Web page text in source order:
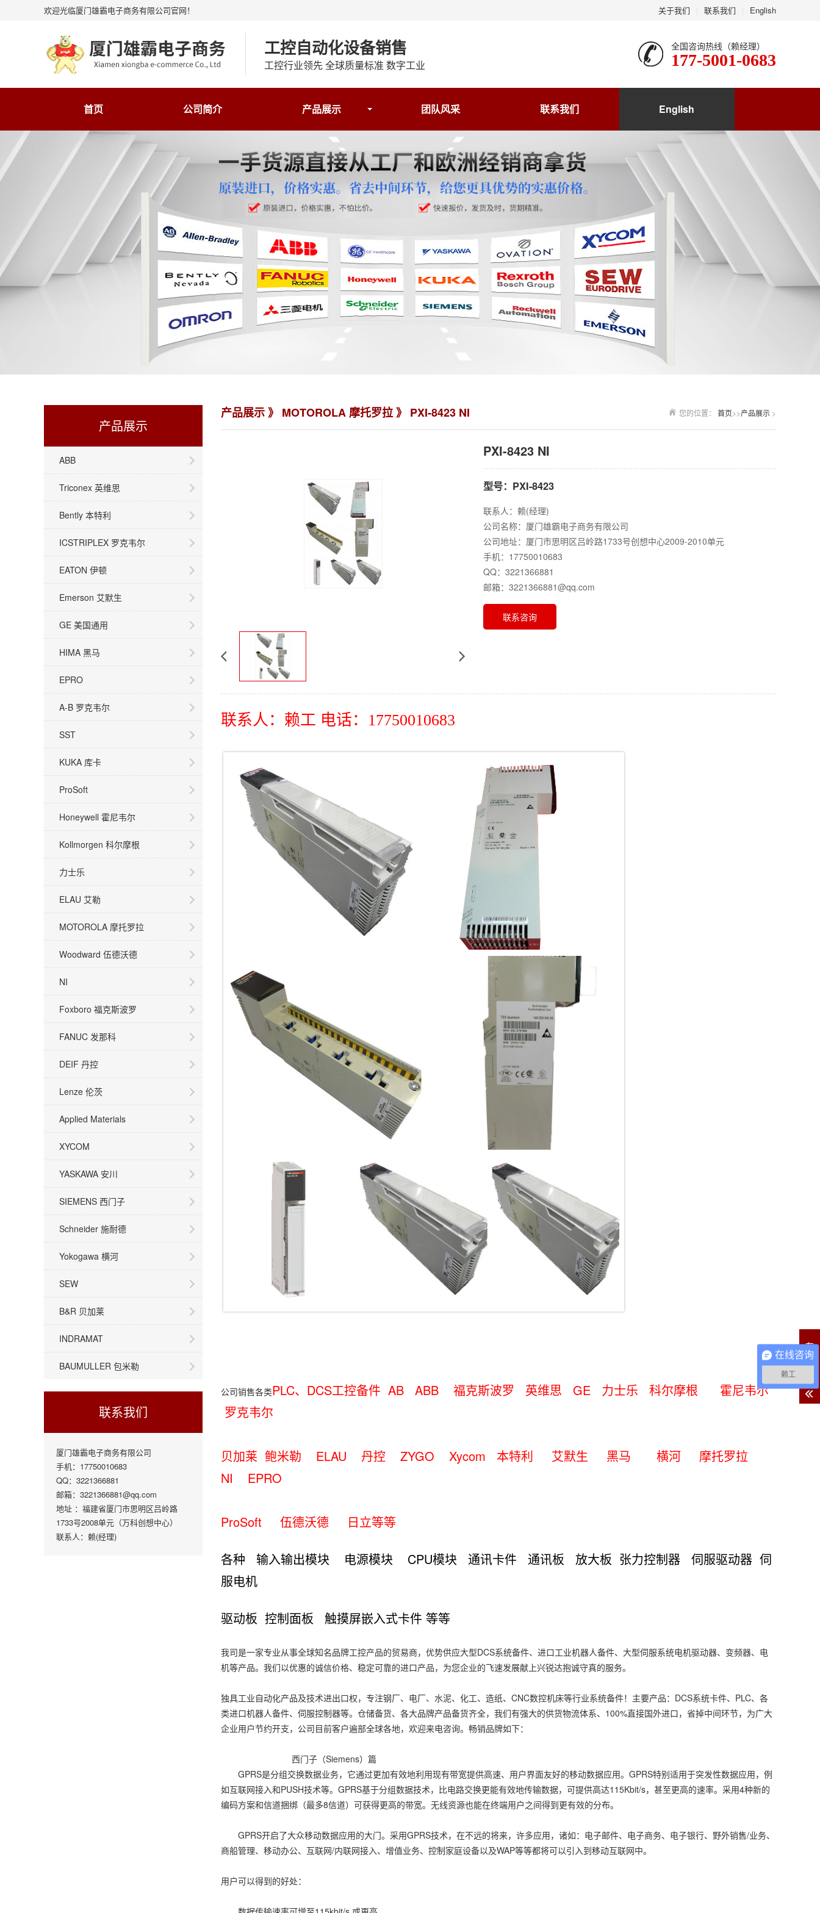
关于我们 联系我们 English
欢迎光临厦门雄霸电子商务有限公司官网！
工控自动化设备销售
工控行业领先 全球质量标准 数字工业
全国咨询热线（赖经理）
177-5001-0683
首页 公司简介 产品展示 团队风采 联系我们 English
产品展示
ABB
Triconex 英维思
Bently 本特利
ICSTRIPLEX 罗克韦尔
EATON 伊顿
Emerson 艾默生
GE 美国通用
HIMA 黑马
EPRO
A-B 罗克韦尔
SST
KUKA 库卡
ProSoft
Honeywell 霍尼韦尔
Kollmorgen 科尔摩根
力士乐
ELAU 艾勒
MOTOROLA 摩托罗拉
Woodward 伍德沃德
NI
Foxboro 福克斯波罗
FANUC 发那科
DEIF 丹控
Lenze 伦茨
Applied Materials
XYCOM
YASKAWA 安川
SIEMENS 西门子
Schneider 施耐德
Yokogawa 横河
SEW
B&R 贝加莱
INDRAMAT
BAUMULLER 包米勒
联系我们
厦门雄霸电子商务有限公司
手机：17750010683
QQ：3221366881
邮箱：3221366881@qq.com
地址 ：福建省厦门市思明区吕岭路
1733号2008单元（万科创想中心）
联系人：赖(经理)
您的位置： 首页>>产品展示 >
产品展示 》 MOTOROLA 摩托罗拉》 PXI-8423 NI
PXI-8423 NI
型号：PXI-8423
联系人：赖(经理)
公司名称：厦门雄霸电子商务有限公司
公司地址：厦门市思明区吕岭路1733号创想中心2009-2010单元
手机：17750010683
QQ：3221366881
邮箱：3221366881@qq.com
联系咨询
联系人：赖工 电话：17750010683
公司销售各类PLC、DCS工控备件 AB ABB 福克斯波罗 英维思 GE 力士乐 科尔摩根 霍尼韦尔
罗克韦尔
贝加莱 鲍米勒 ELAU 丹控 ZYGO Xycom 本特利 艾默生 黑马 横河 摩托罗拉
NI EPRO
ProSoft 伍德沃德 日立等等
各种 输入输出模块 电源模块 CPU模块 通讯卡件 通讯板 放大板 张力控制器 伺服驱动器 伺
服电机
驱动板 控制面板 触摸屏嵌入式卡件 等等
我司是一家专业从事全球知名品牌工控产品的贸易商，优势供应大型DCS系统备件、进口工业机器人备件、大型伺服系统电机驱动器、变频器、电
机等产品。我们以优惠的诚信价格、稳定可靠的进口产品，为您企业的飞速发展献上兴锐达抱诚守真的服务。
独具工业自动化产品及技术进出口权，专注钢厂、电厂、水泥、化工、造纸、CNC数控机床等行业系统备件！主要产品：DCS系统卡件、PLC、各
类进口机器人备件、伺服控制器等。仓储备货、各大品牌产品备货齐全，我们有强大的供货物流体系、100%直接国外进口，省掉中间环节，为广大
企业用户节约开支，公司目前客户遍部全球各地，欢迎来电咨询。畅销品牌如下：
西门子（Siemens）篇
GPRS是分组交换数据业务，它通过更加有效地利用现有带宽提供高速、用户界面友好的移动数据应用。GPRS特别适用于突发性数据应用，例
如互联网接入和PUSH技术等。GPRS基于分组数据技术，比电路交换更能有效地传输数据，可提供高达115Kbit/s，甚至更高的速率。采用4种新的
编码方案和信道捆绑（最多8信道）可获得更高的带宽。无线资源也能在终端用户之间得到更有效的分布。
GPRS开启了大众移动数据应用的大门。采用GPRS技术，在不远的将来，许多应用，诸如：电子邮件、电子商务、电子银行、野外销售/业务、
商船管理、移动办公、互联网/内联网接入、增值业务、控制家庭设备以及WAP等等都将可以引入到移动互联网中。
用户可以得到的好处：
在
线
客
在线咨询
赖工